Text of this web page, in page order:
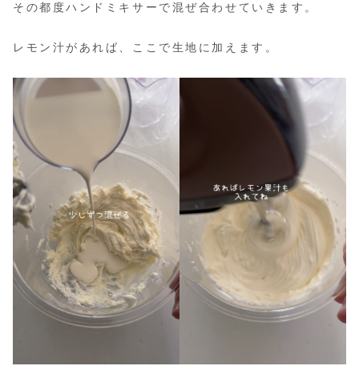
その都度ハンドミキサーで混ぜ合わせていきます。
レモン汁があれば、ここで生地に加えます。